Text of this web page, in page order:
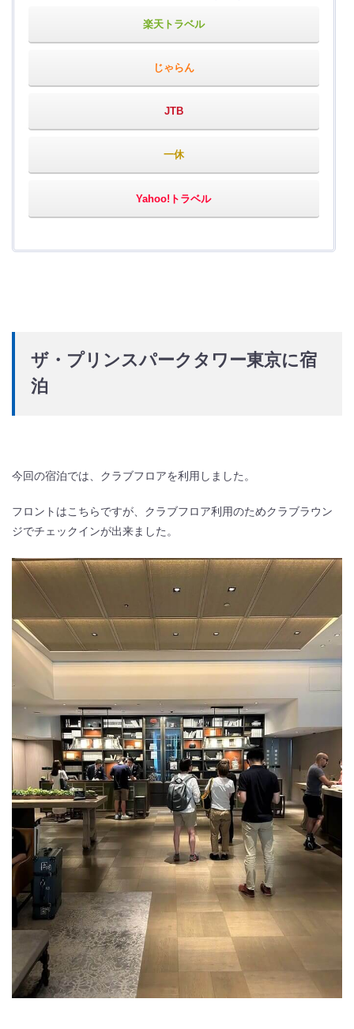
楽天トラベル
じゃらん
JTB
一休
Yahoo!トラベル
ザ・プリンスパークタワー東京に宿
泊
今回の宿泊では、クラブフロアを利用しました。
フロントはこちらですが、クラブフロア利用のためクラブラウン
ジでチェックインが出来ました。